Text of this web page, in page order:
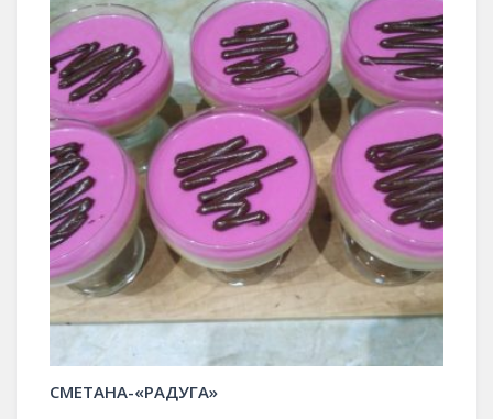
СМЕТАНА-«РАДУГА»